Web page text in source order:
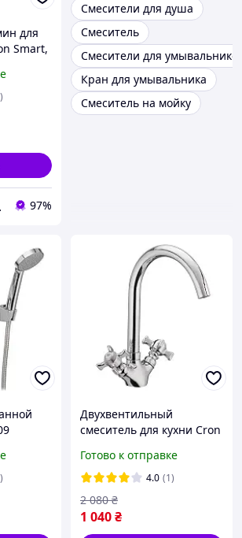
для
Smart,
обуви 97%
Смесители для душа
Смеситель
Смесители для
Кран для умывальника
Смеситель на мойку
Двухвентильный
смеситель для кухни Cron
смеситель для кухни,
кухонный стальной кран
силумин
Готово к отправке
4.0 (1)
1 040₴
2 080 ₴